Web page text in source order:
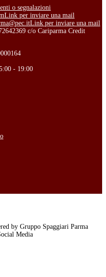
o segnalazioni
Link per inviare una mail
Link per inviare una mail
c/o Cariparma Credit
- 19:00
by Gruppo Spaggiari Parma
Media